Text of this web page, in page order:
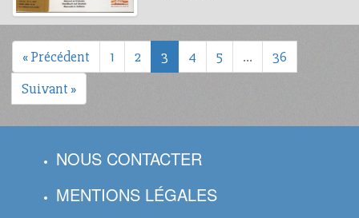
« Précédent 1 2 3 4 5 …
36
Suivant »
NOUS CONTACTER
MENTIONS LÉGALES